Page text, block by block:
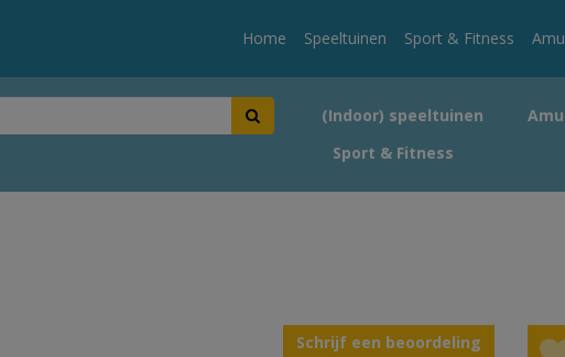
Home Speeltuinen Sport & Fitness
(Indoor) speeltuinen
Sport & Fitness
Schrijf een beoordeling